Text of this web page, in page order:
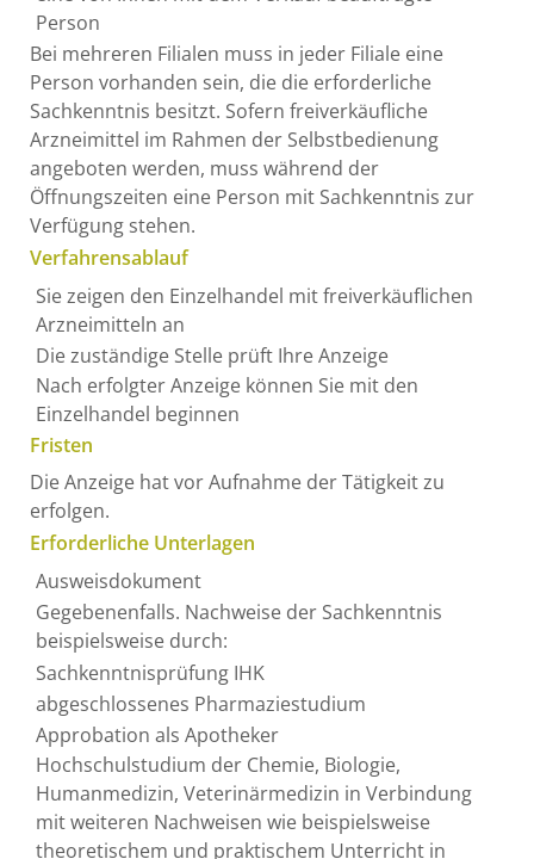
Person
Bei mehreren Filialen muss in jeder Filiale eine
Person vorhanden sein, die die erforderliche
Sachkenntnis besitzt. Sofern freiverkäufliche
Arzneimittel im Rahmen der Selbstbedienung
angeboten werden, muss während der
Öffnungszeiten eine Person mit Sachkenntnis zur
Verfügung stehen.
Verfahrensablauf
Sie zeigen den Einzelhandel mit freiverkäuflichen
Arzneimitteln an
Die zuständige Stelle prüft Ihre Anzeige
Nach erfolgter Anzeige können Sie mit den
Einzelhandel beginnen
Fristen
Die Anzeige hat vor Aufnahme der Tätigkeit zu
erfolgen.
Erforderliche Unterlagen
Ausweisdokument
Gegebenenfalls. Nachweise der Sachkenntnis
beispielsweise durch:
Sachkenntnisprüfung IHK
abgeschlossenes Pharmaziestudium
Approbation als Apotheker
Hochschulstudium der Chemie, Biologie,
Humanmedizin, Veterinärmedizin in Verbindung
mit weiteren Nachweisen wie beispielsweise
theoretischem und praktischem Unterricht in